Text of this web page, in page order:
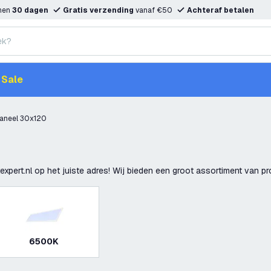
30 dagen Gratis verzending vanaf €50 Achteraf betalen
Sale
30x120
op het juiste adres! Wij bieden een groot assortiment van
6500K